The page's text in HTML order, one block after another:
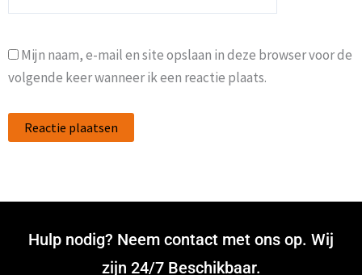
Mijn naam, e-mail en site opslaan in deze browser voor de
volgende keer wanneer ik een reactie plaats.
Hulp nodig? Neem contact met ons op. Wij
zijn 24/7 Beschikbaar.